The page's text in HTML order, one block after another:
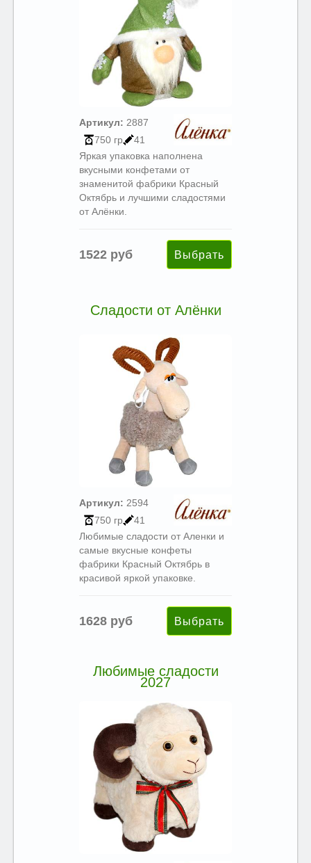
Артикул: 2887
750 гр
41
Яркая упаковка наполнена
вкусными конфетами от
знаменитой фабрики Красный
Октябрь и лучшими сладостями
от Алёнки.
1522 руб
Сладости от Алёнки
Артикул: 2594
750 гр
41
Любимые сладости от Аленки и
самые вкусные конфеты
фабрики Красный Октябрь в
красивой яркой упаковке.
1628 руб
Любимые сладости
2027